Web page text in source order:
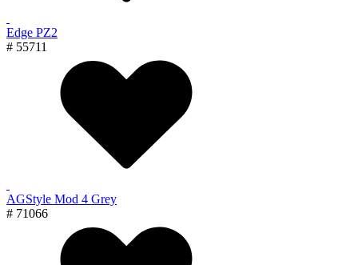
Edge PZ2
# 55711
AGStyle Mod 4 Grey
# 71066